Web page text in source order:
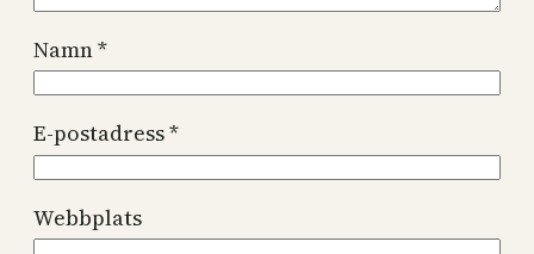
Namn*
E-postadress*
Webbplats